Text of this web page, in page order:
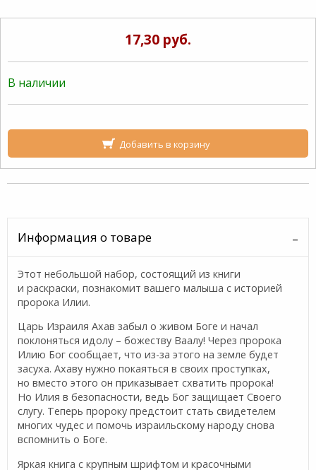
17,30 руб.
В наличии
Добавить в корзину
Информация о товаре
Этот небольшой набор, состоящий из книги
и раскраски, познакомит вашего малыша с историей
пророка Илии.
Царь Израиля Ахав забыл о живом Боге и начал
поклоняться идолу – божеству Ваалу! Через пророка
Илию Бог сообщает, что из-за этого на земле будет
засуха. Ахаву нужно покаяться в своих проступках,
но вместо этого он приказывает схватить пророка!
Но Илия в безопасности, ведь Бог защищает Своего
слугу. Теперь пророку предстоит стать свидетелем
многих чудес и помочь израильскому народу снова
вспомнить о Боге.
Яркая книга с крупным шрифтом и красочными